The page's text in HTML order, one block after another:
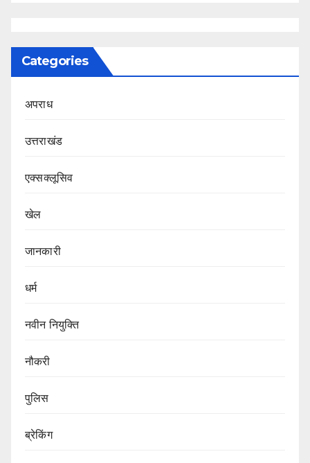
Categories
अपराध
उत्तराखंड
एक्सक्लूसिव
खेल
जानकारी
धर्म
नवीन नियुक्ति
नौकरी
पुलिस
ब्रेकिंग